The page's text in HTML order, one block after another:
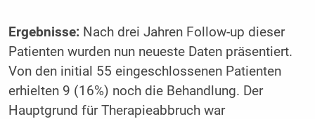
Ergebnisse:Nach drei Jahren Follow-up dieser
Patienten wurden nun neueste Daten präsentiert.
Von den initial 55 eingeschlossenen Patienten
erhielten 9 (16%) noch die Behandlung. Der
Hauptgrund für Therapieabbruch war